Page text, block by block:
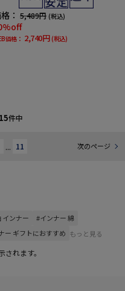
： 5,489円 (税込)
価格： 2,740円 (税込)
件中
... 11 次のページ
インナー
#インナー 綿
ー ギフトにおすすめ もっと見る
れます。